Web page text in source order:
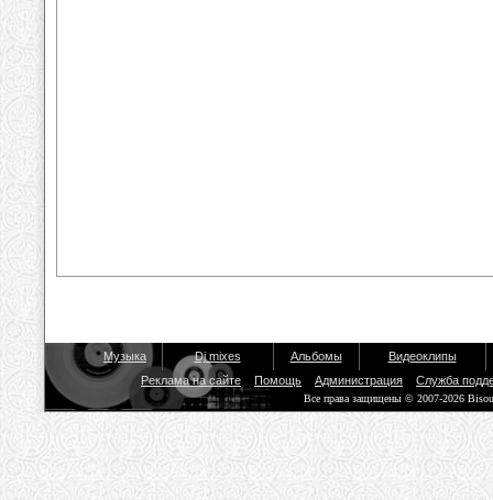
Музыка Dj mixes Альбомы
Видеоклипы
Реклама на сайте
Помощь Администрация Служба
Все права защищены © 2007-2026